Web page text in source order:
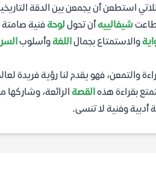
استطعن أن يجمعن بين الدقة
شيفالييهأن تحول لوحةفنية صامتة
والاستمتاع بجمالاللغةوأسلوب
والتمعن، فهو يقدم لنا رؤية فريدة
بقراءة هذهالقصة الرائعة،
أدبية وفنية لا تنسى.